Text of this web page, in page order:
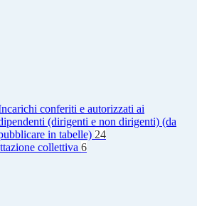
conferiti e autorizzati ai
(dirigenti e non dirigenti) (da
in tabelle) 24
collettiva 6